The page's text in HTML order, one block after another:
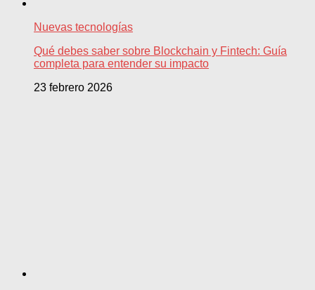
Nuevas tecnologías
Qué debes saber sobre Blockchain y Fintech: Guía
completa para entender su impacto
23 febrero 2026